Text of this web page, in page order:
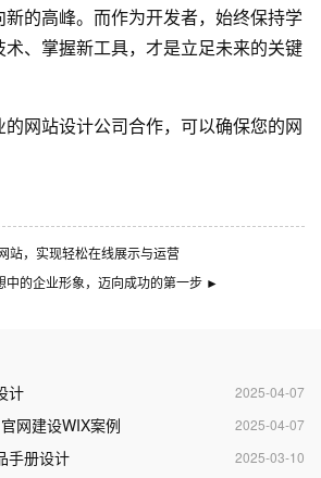
的高峰。而作为开发者，始终保持学
、掌握新工具，才是立足未来的关键
的网站设计公司合作，可以确保您的网
站，实现轻松在线展示与运营
中的企业形象，迈向成功的第一步 ►
2025-04-07
计
2025-04-07
网建设WIX案例
2025-03-10
手册设计